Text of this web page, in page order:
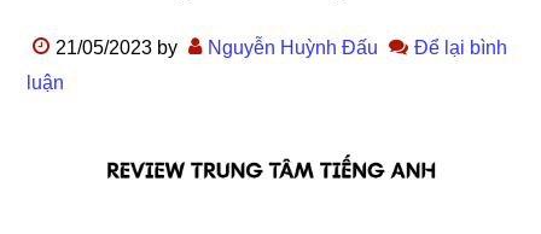
21/05/2023 by Nguyễn Huỳnh Đấu
Để lại bình
luận